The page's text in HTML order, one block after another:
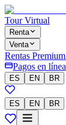
Tour Virtual
Renta
Venta
Rentas Premium
Pagos en línea
ES EN BR
ES EN BR